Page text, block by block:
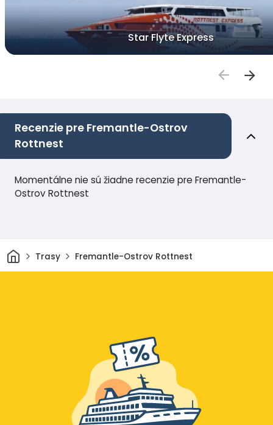
Star Flyte Express
Recenzie pre Fremantle-Ostrov
Rottnest
Momentálne nie sú žiadne recenzie pre Fremantle-
Ostrov Rottnest
Domov
Trasy Fremantle-Ostrov Rottnest